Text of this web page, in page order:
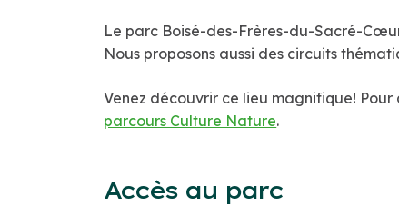
Le parc Boisé-des-Frères-du-Sacré-
Nous proposons aussi des circuits
Venez découvrir ce lieu magnifique!
parcours Culture Nature.
Accès au parc